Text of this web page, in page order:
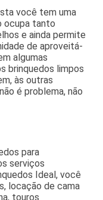
você tem uma
ocupa tanto
e ainda permite
de aproveitá-
algumas
brinquedos limpos
às outras
é problema, não
para
serviços
Ideal, você
locação de cama
touros